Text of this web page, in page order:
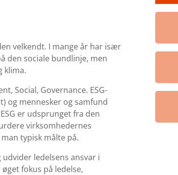
velkendt. I mange år har især
den sociale bundlinje, men
klima.
Social, Governance. ESG-
og mennesker og samfund
er udsprunget fra den
virksomhedernes
typisk målte på.
ledelsens ansvar i
fokus på ledelse,